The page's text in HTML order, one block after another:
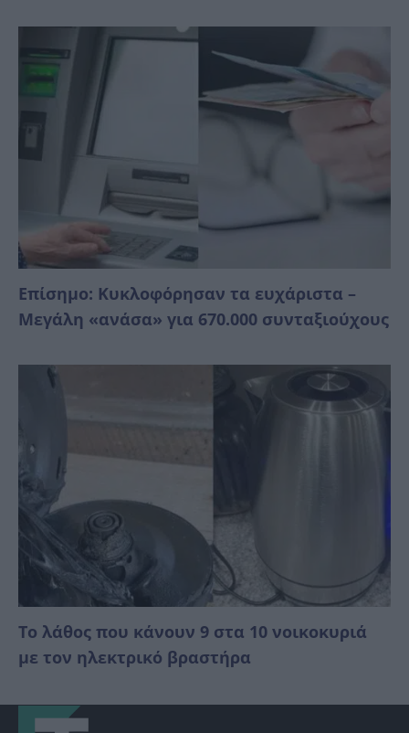
Επίσημο: Κυκλοφόρησαν τα ευχάριστα –
Μεγάλη «ανάσα» για 670.000 συνταξιούχους
Το λάθος που κάνουν 9 στα 10 νοικοκυριά
με τον ηλεκτρικό βραστήρα